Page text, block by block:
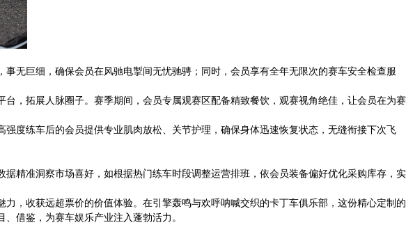
无巨细，确保会员在风驰电掣间无忧驰骋；同时，会员享有全年无限次的赛车安全检查服
，拓展人脉圈子。赛季期间，会员专属观赛区配备精致餐饮，观赛视角绝佳，让会员在为赛
度练车后的会员提供专业肌肉放松、关节护理，确保身体迅速恢复状态，无缝衔接下次飞
精准洞察市场喜好，如根据热门练车时段调整运营排班，依会员装备偏好优化采购库存，实
，收获远超票价的价值体验。在引擎轰鸣与欢呼呐喊交织的卡丁车俱乐部，这份精心定制的
借鉴，为赛车娱乐产业注入蓬勃活力。